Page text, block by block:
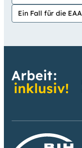
Ein Fall für die EAA